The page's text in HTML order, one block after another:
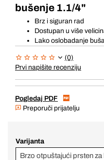
bušenje 1.1/4"
Brz i siguran rad
Dostupan u više
Lako oslobadanje
(0)
Prvi napišite recenziju
Pogledaj PDF
Preporuči prijatelju
Varijanta